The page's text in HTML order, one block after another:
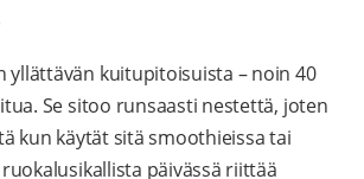
yllättävän kuitupitoisuista – noin 40
Se sitoo runsaasti nestettä, joten
kun käytät sitä smoothieissa tai
päivässä riittää